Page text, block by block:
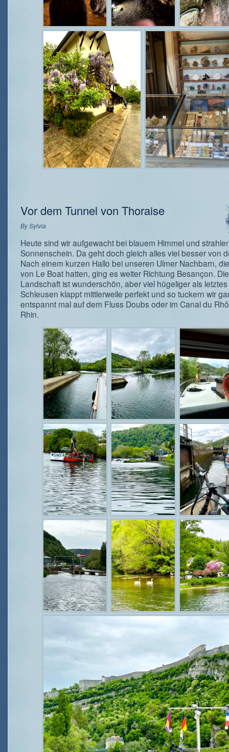
Vor dem Tunnel von Thoraise
BySylvia
Heute sind wir aufgewacht bei blauem Himmel und
Sonnenschein. Da geht doch gleich alles viel besser von
Nach einem kurzen Hallo bei unseren Ulmer Nachbarn,
von Le Boat hatten, ging es weiter Richtung Besançon. Die
Landschaft ist wunderschön, aber viel hügeliger als
Schleusen klappt mittlerweile perfekt und so tuckern wir
entspannt mal auf dem Fluss Doubs oder im Canal du
Rhin.